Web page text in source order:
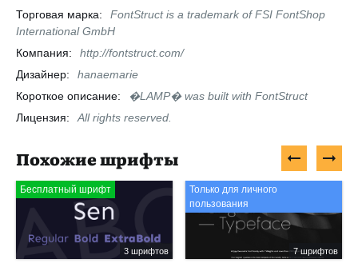
Торговая марка:
FontStruct is a trademark of FSI FontShop
International GmbH
Компания:
http://fontstruct.com/
Дизайнер:
hanaemarie
Короткое описание:
�LAMP� was built with FontStruct
Лицензия:
All rights reserved.
Похожие шрифты
Бесплатный шрифт
3 шрифтов
Только для личного
пользования
7 шрифтов